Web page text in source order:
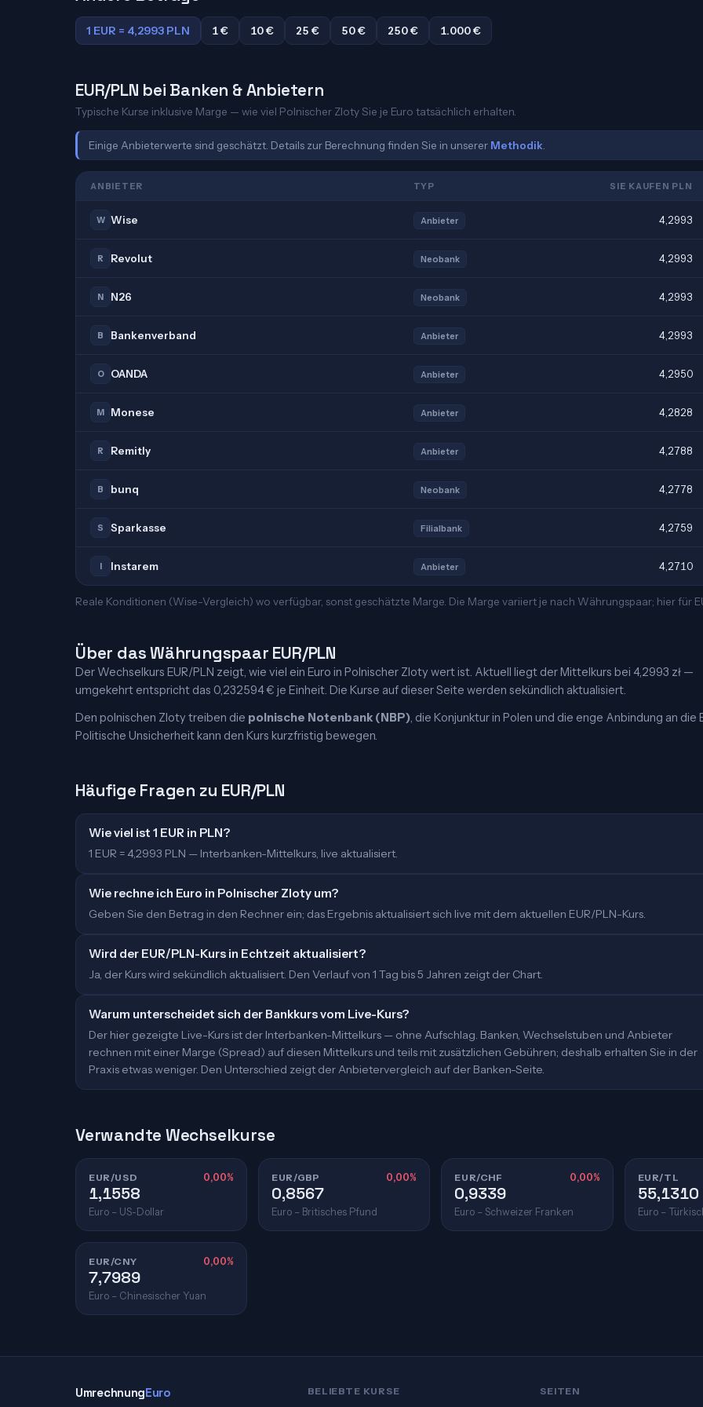
1 EUR = 4,2993 PLN 1 € 10 € 25 € 50 € 250 € 1.000 €
EUR/PLN bei Banken & Anbietern
Typische Kurse inklusive Marge — wie viel Polnischer Zloty Sie je Euro tatsächlich erhalten.
Einige Anbieterwerte sind geschätzt. Details zur Berechnung finden Sie in unserer Methodik
ANBIETER TYP SIE KAUFEN PLN
W Wise Anbieter 4,2993
R Revolut Neobank 4,2993
N N26 Neobank 4,2993
B Bankenverband Anbieter 4,2993
O OANDA Anbieter 4,2950
M Monese Anbieter 4,2828
R Remitly Anbieter 4,2788
B bunq Neobank 4,2778
S Sparkasse Filialbank 4,2759
I Instarem Anbieter 4,2710
Reale Konditionen (Wise-Vergleich) wo verfügbar, sonst geschätzte Marge. Die Marge variiert je nach Währungspaar; hier für
Über das Währungspaar EUR/PLN
Der Wechselkurs EUR/PLN zeigt, wie viel ein Euro in Polnischer Zloty wert ist. Aktuell liegt der Mittelkurs bei 4,2993 zł —
umgekehrt entspricht das 0,232594 € je Einheit. Die Kurse auf dieser Seite werden sekündlich aktualisiert.
Den polnischen Zloty treiben die polnische Notenbank (NBP), die Konjunktur in Polen und die enge Anbindung an die
Politische Unsicherheit kann den Kurs kurzfristig bewegen.
Häufige Fragen zu EUR/PLN
Wie viel ist 1 EUR in PLN?
1 EUR = 4,2993 PLN — Interbanken-Mittelkurs, live aktualisiert.
Wie rechne ich Euro in Polnischer Zloty um?
Geben Sie den Betrag in den Rechner ein; das Ergebnis aktualisiert sich live mit dem aktuellen EUR/PLN-Kurs.
Wird der EUR/PLN-Kurs in Echtzeit aktualisiert?
Ja, der Kurs wird sekündlich aktualisiert. Den Verlauf von 1 Tag bis 5 Jahren zeigt der Chart.
Warum unterscheidet sich der Bankkurs vom Live-Kurs?
Der hier gezeigte Live-Kurs ist der Interbanken-Mittelkurs — ohne Aufschlag. Banken, Wechselstuben und Anbieter
rechnen mit einer Marge (Spread) auf diesen Mittelkurs und teils mit zusätzlichen Gebühren; deshalb erhalten Sie in der
Praxis etwas weniger. Den Unterschied zeigt der Anbietervergleich auf der Banken-Seite.
Verwandte Wechselkurse
EUR/USD 0,00%
1,1558
Euro – US-Dollar
EUR/GBP 0,00%
0,8567
Euro – Britisches Pfund
EUR/CHF 0,00%
0,9339
Euro – Schweizer Franken
EUR/TL
55,1310
Euro –
EUR/CNY 0,00%
7,7989
Euro – Chinesischer Yuan
UmrechnungEuro BELIEBTE KURSE SEITEN